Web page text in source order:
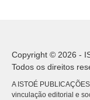
Copyright © 2026 -
Todos os direitos
A ISTOÉ
vinculação editorial e